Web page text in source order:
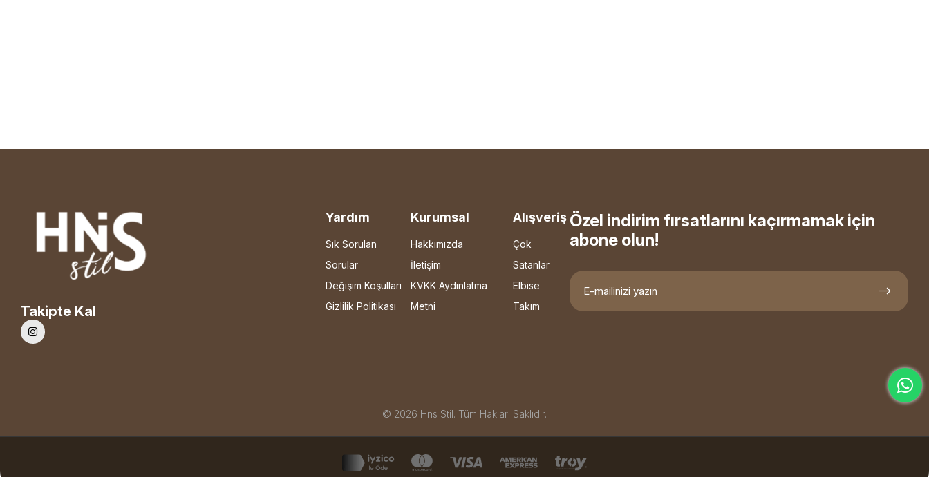
Takipte Kal
Yardım
Sık Sorulan
Sorular
Değişim Koşulları
Gizlilik Politikası
Kurumsal
Hakkımızda
İletişim
KVKK Aydınlatma
Metni
Alışveriş
Çok
Satanlar
Elbise
Takım
Özel indirim fırsatlarını kaçırmamak için
abone olun!
© 2026 Hns Stil. Tüm Hakları Saklıdır.